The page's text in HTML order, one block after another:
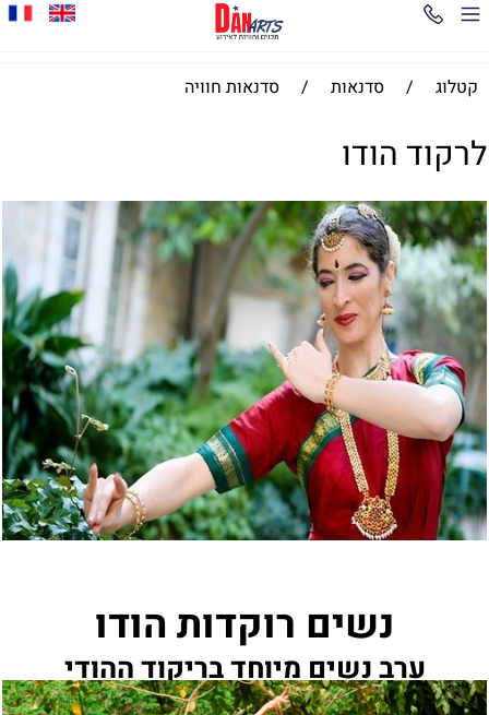
קטלוג / סדנאות / סדנאות חוויה
לרקוד הודו
נשים רוקדות הודו
ערב נשים מיוחד בריקוד ההודי